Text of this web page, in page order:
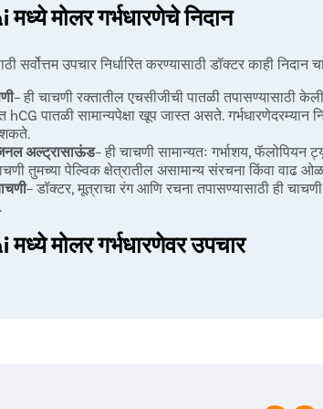
मोलर गर्भधारणेचे निदान
सर्वोत्तम उपचार निर्धारित करण्यासाठी डॉक्टर काही निदान
– ही चाचणी रक्तातील एचसीजीची पातळी तपासण्यासाठी
hCG पातळी सामान्यपेक्षा खूप जास्त असते. गर्भधारणेदरम्यान
अल्ट्रासाऊंड– ही चाचणी सामान्यतः गर्भाशय, फॅलोपियन
तुमच्या पेल्विक क्षेत्रातील असामान्य संरचना किंवा वाढ
– डॉक्टर, मूत्राचा रंग आणि रचना तपासण्यासाठी ही
मोलर गर्भधारणेवर उपचार